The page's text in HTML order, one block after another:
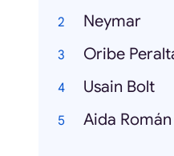
Neymar
Oribe
Usain Bolt
Aida Román